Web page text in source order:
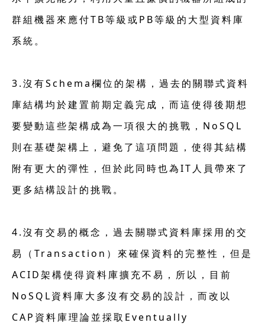
群組機器來應付TB等級或PB等級的大型資料庫
系統。
3.沒有Schema欄位的架構，過去的關聯式資料
庫結構均於建置前期定義完成，而這使得後期想
要變動這些架構成為一項很大的挑戰，NoSQL
則在基礎架構上，避免了這項問題，使得其結構
附有更大的彈性，但於此同時也為IT人員帶來了
更多結構設計的挑戰。
4.沒有交易的概念，過去關聯式資料庫採用的交
易（Transaction）來確保資料的完整性，但是
ACID架構使得資料庫擴充不易，所以，目前
NoSQL資料庫大多沒有交易的設計，而改以
CAP資料庫理論並採取Eventually